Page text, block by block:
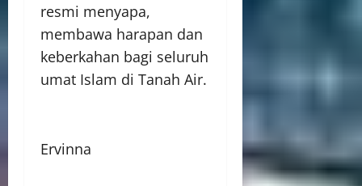
resmi menyapa,
membawa harapan dan
keberkahan bagi seluruh
umat Islam di Tanah Air.
Ervinna